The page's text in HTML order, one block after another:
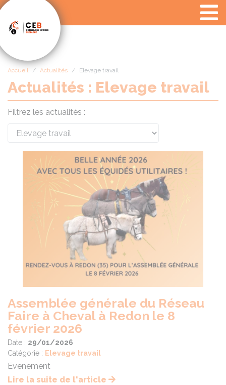
Accueil Actualités Elevage travail
Actualités : Elevage travail
Filtrez les actualités :
Assemblée générale du Réseau
Faire à Cheval à Redon le 8
février 2026
Date : 29/01/2026
Catégorie : Elevage travail
Evenement
Lire la suite de l'article
Panneau de gestion des cookies